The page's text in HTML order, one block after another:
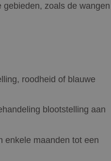
zoals de wangen
roodheid of blauwe
blootstelling aan
enkele maanden tot een